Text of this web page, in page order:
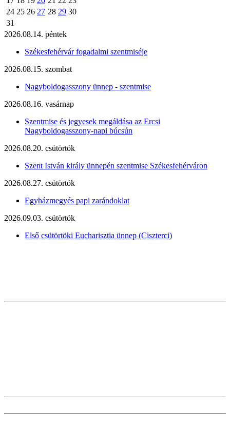
24 25 26 27 28 29 30
31
2026.08.14. péntek
Székesfehérvár fogadalmi szentmiséje
2026.08.15. szombat
Nagyboldogasszony ünnep - szentmise
2026.08.16. vasárnap
Szentmise és jegyesek megáldása az Ercsi
Nagyboldogasszony-napi búcsún
2026.08.20. csütörtök
Szent István király ünnepén szentmise Székesfehérváron
2026.08.27. csütörtök
Egyházmegyés papi zarándoklat
2026.09.03. csütörtök
Első csütörtöki Eucharisztia ünnep (Ciszterci)